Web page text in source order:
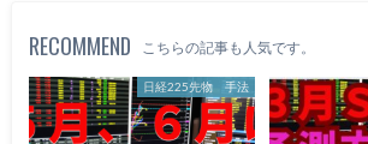
RECOMMEND こちらの記事も人気です。
日経225先物 手法